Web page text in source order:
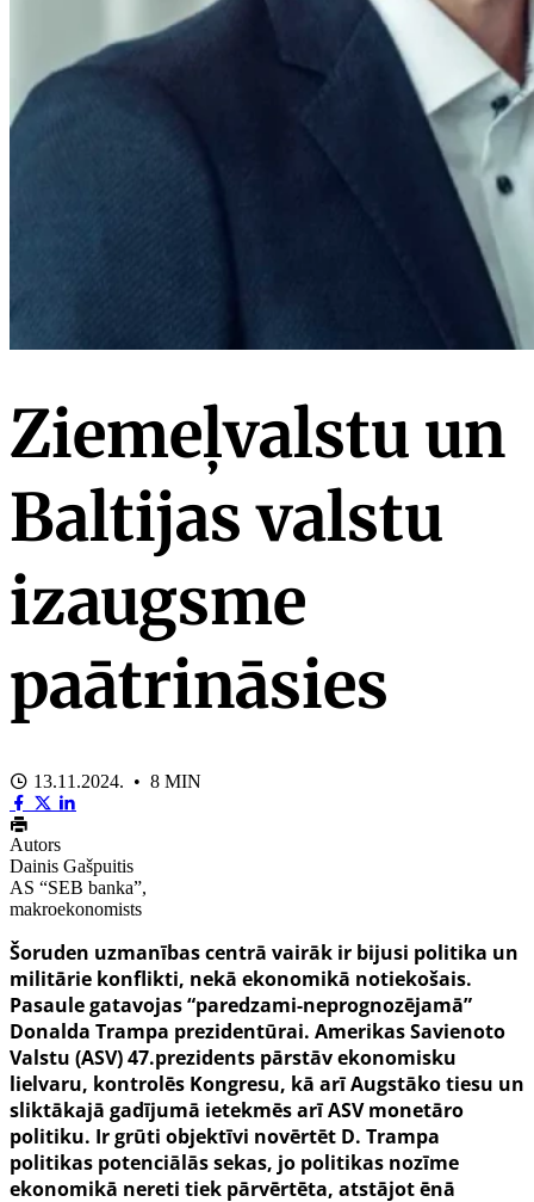
Ziemeļvalstu un
Baltijas valstu
izaugsme
paātrināsies
13.11.2024. • 8 MIN
Autors
Dainis Gašpuitis
AS “SEB banka”,
makroekonomists
Šoruden uzmanības centrā vairāk ir bijusi politika un
militārie konflikti, nekā ekonomikā notiekošais.
Pasaule gatavojas “paredzami-neprognozējamā”
Donalda Trampa prezidentūrai. Amerikas Savienoto
Valstu (ASV) 47.prezidents pārstāv ekonomisku
lielvaru, kontrolēs Kongresu, kā arī Augstāko tiesu un
sliktākajā gadījumā ietekmēs arī ASV monetāro
politiku. Ir grūti objektīvi novērtēt D. Trampa
politikas potenciālās sekas, jo politikas nozīme
ekonomikā nereti tiek pārvērtēta, atstājot ēnā